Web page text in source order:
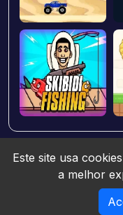
Jogos10 ©
Este site usa
a melhor